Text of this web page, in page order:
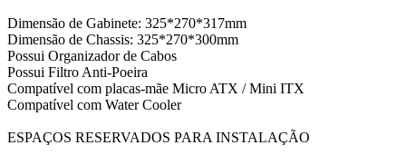
Dimensão de Gabinete: 325*270*317mm
Dimensão de Chassis: 325*270*300mm
Possui Organizador de Cabos
Possui Filtro Anti-Poeira
Compatível com placas-mãe Micro ATX / Mini ITX
Compatível com Water Cooler
ESPAÇOS RESERVADOS PARA INSTALAÇÃO